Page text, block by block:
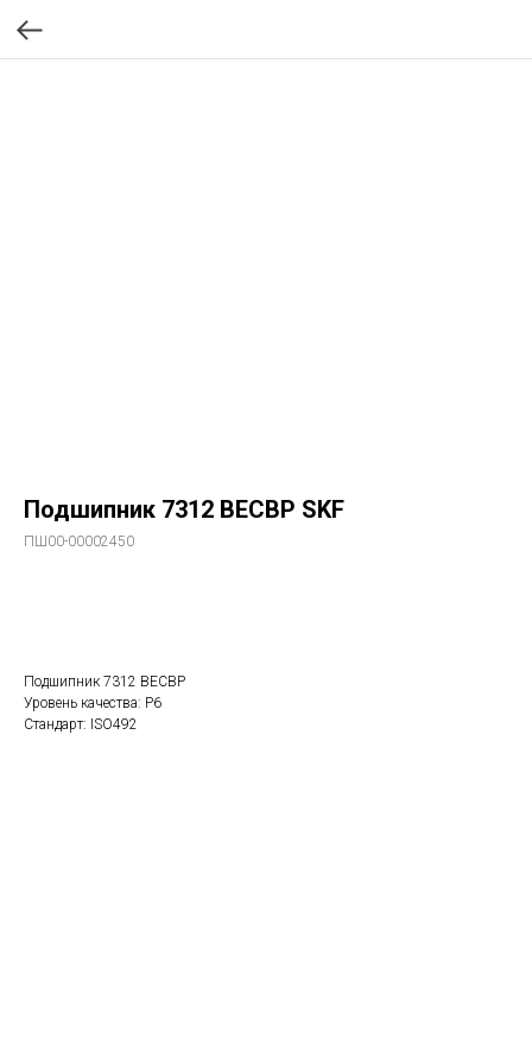
Подшипник 7312 BECBP SKF
ПШ00-00002450
Подшипник 7312 BECBP
Уровень качества: P6
Стандарт: ISO492